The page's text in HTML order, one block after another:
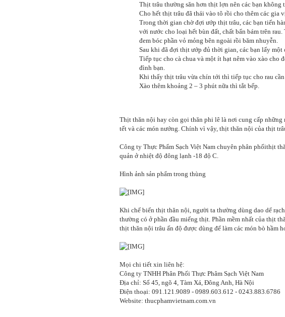
Thịt trâu thường săn hơn thịt lợn nên các bạn
Cho hết thịt trâu đã thái vào tô rồi cho thêm các gia
Trong thời gian chờ đợi ướp thịt trâu, các bạn tiến
với nước cho loại hết bùn đất, chất bẩn bám trên
đem bóc phần vỏ mỏng bên ngoài rồi băm nhuyễn.
Sau khi đã đợi thịt ướp đủ thời gian, các bạn lấy
Tiếp tục cho cà chua và một ít hạt nêm vào xào cho
đình bạn.
Khi thấy thịt trâu vừa chín tới thì tiếp tục cho rau
Xào thêm khoảng 2 – 3 phút nữa thì tắt bếp.
Thịt thăn nội hay còn gọi thăn phi lê là nơi cung cấp
tết và các món nướng. Chính vì vậy, thịt thăn nội của thịt
Công ty Thực Phẩm Sạch Việt Nam chuyên phân phốithịt
quản ở nhiệt độ đông lạnh -18 độ C.
Hình ảnh sản phẩm trong thùng
Khi chế biến thịt thăn nội, người ta thường dùng dao dể
thường có ở phần đầu miếng thịt. Phần mềm nhất của thịt
thịt thăn nội trâu ấn độ được dùng để làm các món bò hầm
Mọi chi tiết xin liên hệ:
Công ty TNHH Phân Phối Thực Phâm Sạch Việt Nam
Địa chỉ: Số 45, ngõ 4, Tàm Xá, Đông Anh, Hà Nội
Điện thoại: 091.121.9089 - 0989.603.612 - 0243.883.6786
Website: thucphamvietnam.com.vn